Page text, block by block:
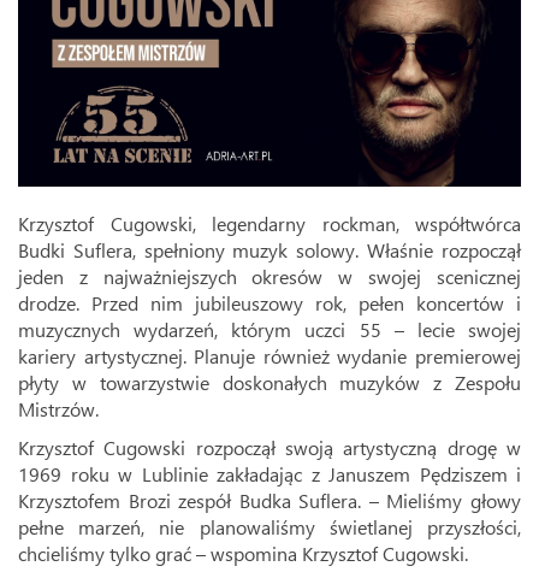
Krzysztof Cugowski, legendarny rockman, współtwórca
Budki Suflera, spełniony muzyk solowy. Właśnie rozpoczął
jeden z najważniejszych okresów w swojej scenicznej
drodze. Przed nim jubileuszowy rok, pełen koncertów i
muzycznych wydarzeń, którym uczci 55 – lecie swojej
kariery artystycznej. Planuje również wydanie premierowej
płyty w towarzystwie doskonałych muzyków z Zespołu
Mistrzów.
Krzysztof Cugowski rozpoczął swoją artystyczną drogę w
1969 roku w Lublinie zakładając z Januszem Pędziszem i
Krzysztofem Brozi zespół Budka Suflera. – Mieliśmy głowy
pełne marzeń, nie planowaliśmy świetlanej przyszłości,
chcieliśmy tylko grać – wspomina Krzysztof Cugowski.